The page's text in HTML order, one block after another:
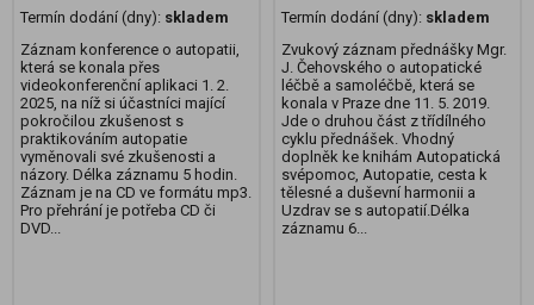
Termín dodání (dny): skladem
Záznam konference o autopatii,
která se konala přes
videokonferenční aplikaci 1. 2.
2025, na níž si účastníci mající
pokročilou zkušenost s
praktikováním autopatie
vyměnovali své zkušenosti a
názory. Délka záznamu 5 hodin.
Záznam je na CD ve formátu mp3.
Pro přehrání je potřeba CD či
DVD...
Termín dodání (dny): skladem
Zvukový záznam přednášky Mgr.
J. Čehovského o autopatické
léčbě a samoléčbě, která se
konala v Praze dne 11. 5. 2019.
Jde o druhou část z třídílného
cyklu přednášek. Vhodný
doplněk ke knihám Autopatická
svépomoc, Autopatie, cesta k
tělesné a duševní harmonii a
Uzdrav se s autopatií.Délka
záznamu 6...